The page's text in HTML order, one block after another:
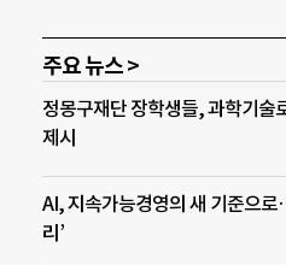
주요 뉴스 >
정몽구재단 장학생들, 과학기술
제시
AI, 지속가능경영의 새 기준으로
리’